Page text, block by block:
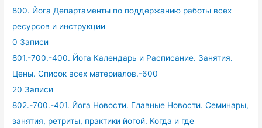
800. Йога Департаменты по поддержанию работы всех
ресурсов и инструкции
0 Записи
801.-700.-400. Йога Календарь и Расписание. Занятия.
Цены. Список всех материалов.-600
20 Записи
802.-700.-401. Йога Новости. Главные Новости. Семинары,
занятия, ретриты, практики йогой. Когда и где